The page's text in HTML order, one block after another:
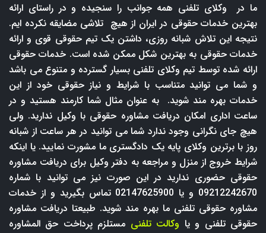
ما در وکلای تلفنی همه جوانب را سنجیده و در راستای ارائه
بهترین خدمات حقوقی در ایران از هیچ تلاشی مضایقه نکرده ایم.
نتیجه این تلاش شبانه روزی، داشتن یک تیم حقوقی قوی و ارائه
خدمات حقوقی به بهترین شکل ممکن شده است. خدمات حقوقی
ارائه شده توسط تیم وکلای تلفنی بسیار گسترده و متنوع می باشد
و شما می توانید متناسب با شرایط و نیاز حقوقی خود از این
خدمات بهره مند شوید. به عنوان مثال شما کارمند هستید و در
ساعت اداری امکان دریافت مشاوره حقوقی با وکیل ندارید. ولی
هیچ جای نگرانی وجود ندارد شما می توانید در هر ساعت از شبانه
روز با برترین وکلای پایه یک دادگستری ما مشورت نمایید. یا اینکه
شرایط خروج از منزل و مراجعه به دفتر وکیل برای دریافت مشاوره
حقوقی حضوری ندارید در این صورت نیز می توانید با شماره
09212242670 و یا 02147625900 تماس بگیرید و از خدمات
مشاوره حقوقی تلفنی ما بهره مند شوید. طبیعتا دریافت مشاوره
حقوقی تلفنی و یا وکالت تلفنی مستلزم پرداخت حق المشاوره